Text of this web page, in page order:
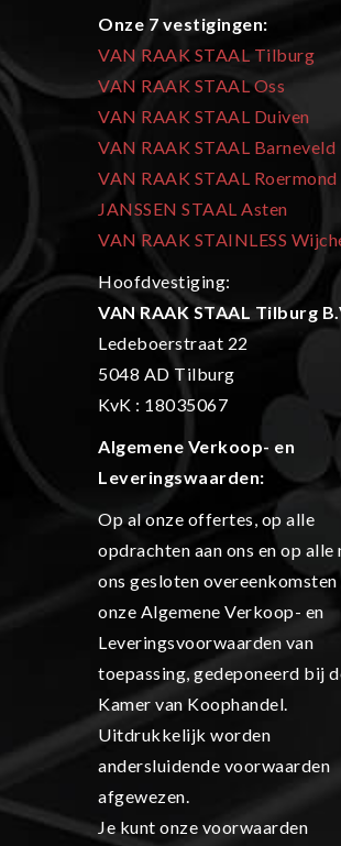
Onze 7 vestigingen:
VAN RAAK STAAL Tilburg
VAN RAAK STAAL Oss
VAN RAAK STAAL Duiven
VAN RAAK STAAL Barneveld
VAN RAAK STAAL Roermond
JANSSEN STAAL Asten
VAN RAAK STAINLESS
Hoofdvestiging:
VAN RAAK STAAL Tilburg
Ledeboerstraat 22
5048 AD Tilburg
KvK : 18035067
Algemene Verkoop- en
Leveringswaarden:
Op al onze offertes, op alle
opdrachten aan ons en op alle
ons gesloten
onze Algemene Verkoop- en
Leveringsvoorwaarden van
toepassing, gedeponeerd bij
Kamer van Koophandel.
Uitdrukkelijk worden
andersluidende voorwaarden
afgewezen.
Je kunt onze voorwaarden